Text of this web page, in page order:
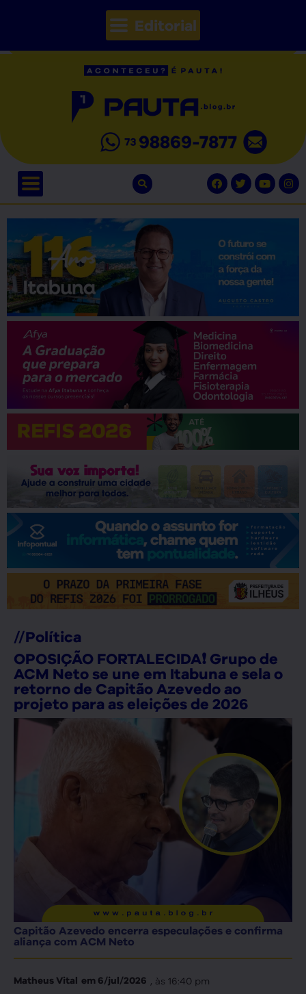
Editorial
//Política
OPOSIÇÃO FORTALECIDA❗ Grupo de
ACM Neto se une em Itabuna e sela o
retorno de Capitão Azevedo ao
projeto para as eleições de 2026
Capitão Azevedo encerra especulações e confirma
aliança com ACM Neto
Matheus Vital em 6/jul/2026 , às 16:40 pm